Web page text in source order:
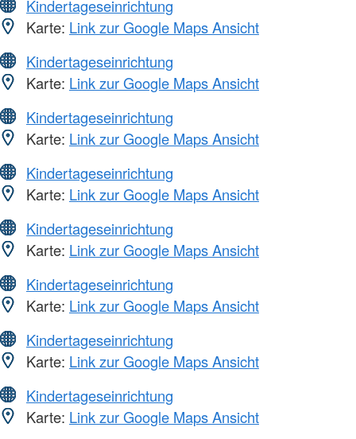
Kindertageseinrichtung
Karte: Link zur Google Maps Ansicht
Kindertageseinrichtung
Karte: Link zur Google Maps Ansicht
Kindertageseinrichtung
Karte: Link zur Google Maps Ansicht
Kindertageseinrichtung
Karte: Link zur Google Maps Ansicht
Kindertageseinrichtung
Karte: Link zur Google Maps Ansicht
Kindertageseinrichtung
Karte: Link zur Google Maps Ansicht
Kindertageseinrichtung
Karte: Link zur Google Maps Ansicht
Kindertageseinrichtung
Karte: Link zur Google Maps Ansicht